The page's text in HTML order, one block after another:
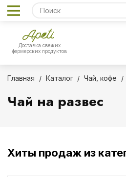
Доставка свежих
фермерских продуктов
Главная Каталог Чай, кофе
Чай на развес
Хиты продаж из